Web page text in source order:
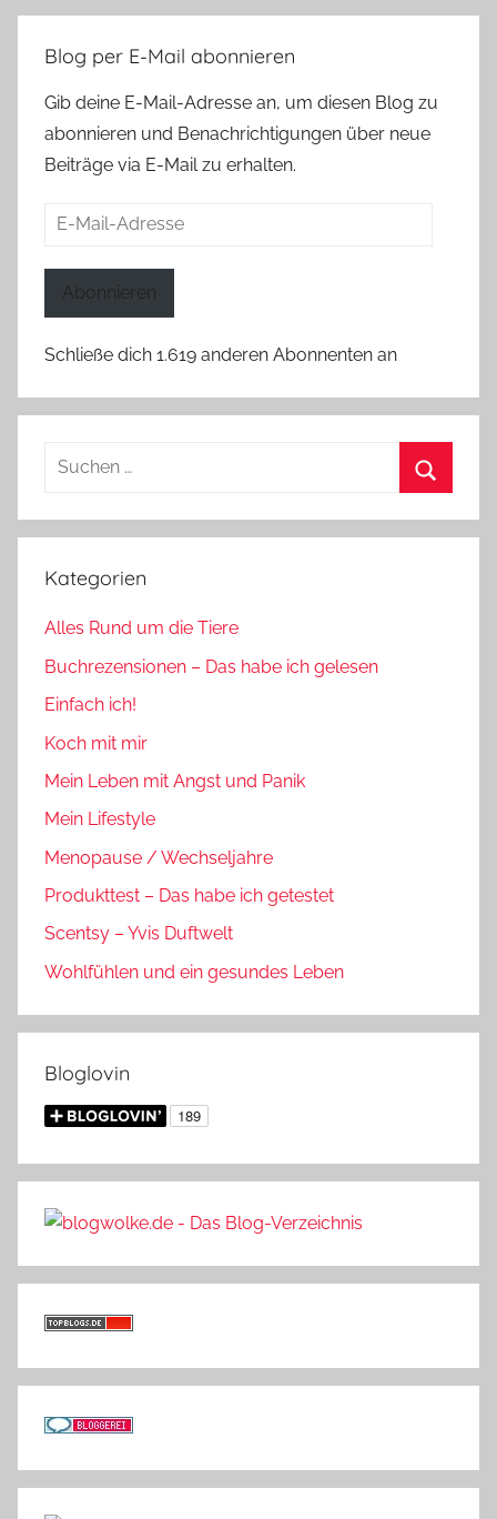
Blog per E-Mail abonnieren
Gib deine E-Mail-Adresse an, um diesen Blog zu
abonnieren und Benachrichtigungen über neue
Beiträge via E-Mail zu erhalten.
E-
Abonnieren
Schließe dich 1.619 anderen Abonnenten an
Suchen
Kategorien
Alles Rund um die Tiere
Buchrezensionen – Das habe ich gelesen
Einfach ich!
Koch mit mir
Mein Leben mit Angst und Panik
Mein Lifestyle
Menopause / Wechseljahre
Produkttest – Das habe ich getestet
Scentsy – Yvis Duftwelt
Wohlfühlen und ein gesundes Leben
Bloglovin